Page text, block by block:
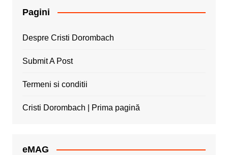
Pagini
Despre Cristi Dorombach
Submit A Post
Termeni si conditii
Cristi Dorombach | Prima pagină
eMAG